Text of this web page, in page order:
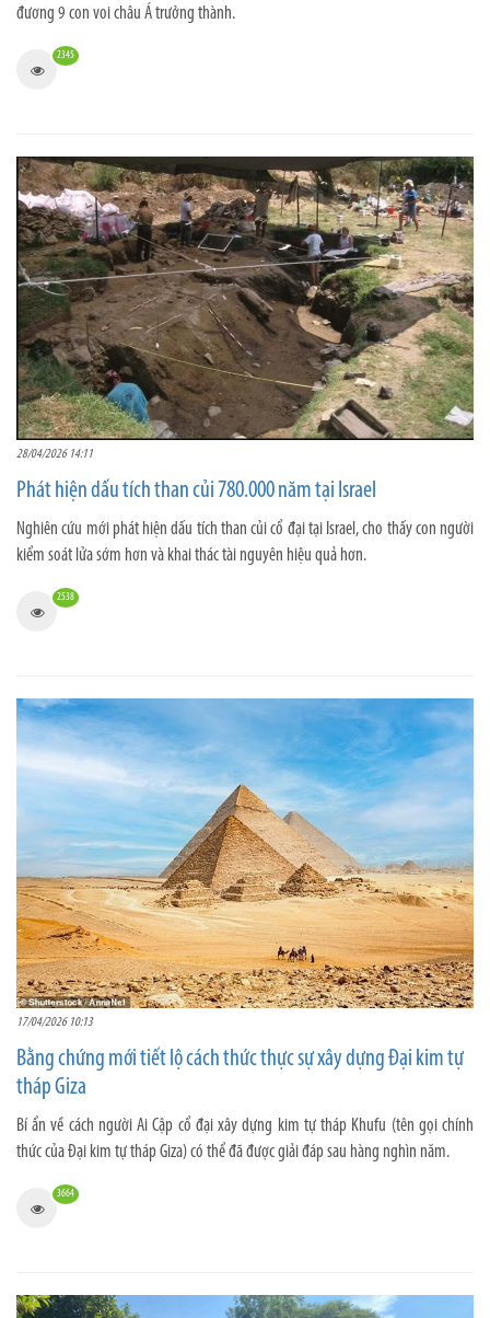
đương 9 con voi châu Á trưởng thành.
2345
28/04/2026 14:11
Phát hiện dấu tích than củi 780.000 năm tại Israel
Nghiên cứu mới phát hiện dấu tích than củi cổ đại tại Israel, cho thấy con người
kiểm soát lửa sớm hơn và khai thác tài nguyên hiệu quả hơn.
2538
17/04/2026 10:13
Bằng chứng mới tiết lộ cách thức thực sự xây dựng Đại kim tự
tháp Giza
Bí ẩn về cách người Ai Cập cổ đại xây dựng kim tự tháp Khufu (tên gọi chính
thức của Đại kim tự tháp Giza) có thể đã được giải đáp sau hàng nghìn năm.
3664